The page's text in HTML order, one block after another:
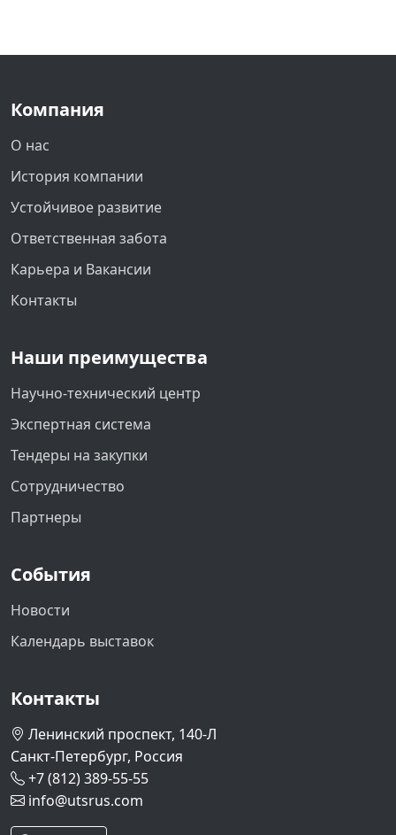
Компания
О нас
История компании
Устойчивое развитие
Ответственная забота
Карьера и Вакансии
Контакты
Наши преимущества
Научно-технический центр
Экспертная система
Тендеры на закупки
Сотрудничество
Партнеры
События
Новости
Календарь выставок
Контакты
Ленинский проспект, 140-Л
Санкт-Петербург, Россия
+7 (812) 389-55-55
info@utsrus.com